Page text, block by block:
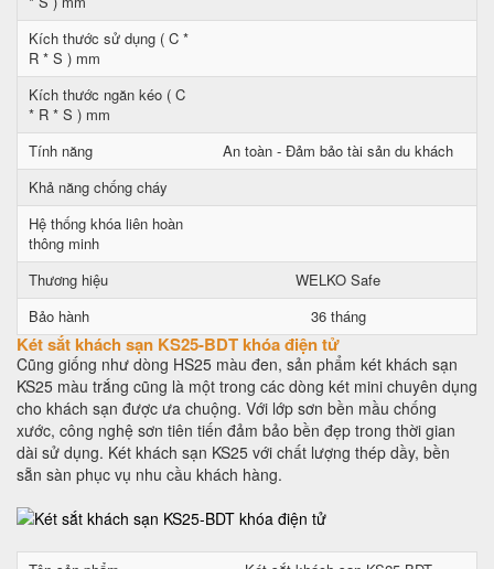
Kích thước sử dụng ( C *
R * S ) mm
Kích thước ngăn kéo ( C
* R * S ) mm
Tính năng
An toàn - Đảm bảo tài sản du khách
Khả năng chống cháy
Hệ thống khóa liên hoàn
thông minh
Thương hiệu
WELKO Safe
Bảo hành
36 tháng
Két sắt khách sạn KS25-BDT khóa điện tử
Cũng giống như dòng HS25 màu đen, sản phẩm két khách sạn
KS25 màu trắng cũng là một trong các dòng két mini chuyên dụng
cho khách sạn được ưa chuộng. Với lớp sơn bền mầu chống
xước, công nghệ sơn tiên tiến đảm bảo bền đẹp trong thời gian
dài sử dụng. Két khách sạn KS25 với chất lượng thép dầy, bền
sẵn sàn phục vụ nhu cầu khách hàng.